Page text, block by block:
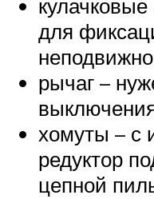
для
рычаг –
хомуты – с
редуктор
цепной